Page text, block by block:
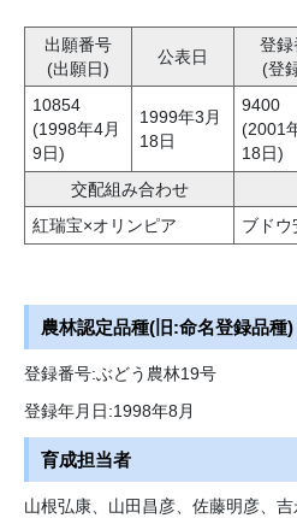
出願番号
(出願日)
公表日
登録
(登
10854
(1998年4月
9日)
1999年3月
18日
9400
(2001
18日)
交配組み合わせ
紅瑞宝×オリンピア
ブド
農林認定品種(旧:命名登録品種)
登録番号:ぶどう農林19号
登録年月日:1998年8月
育成担当者
山根弘康、山田昌彦、佐藤明彦、